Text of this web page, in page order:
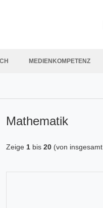
MEDIENKOMPETENZ
Mathematik
Zeige 1 bis 20 (von insgesamt